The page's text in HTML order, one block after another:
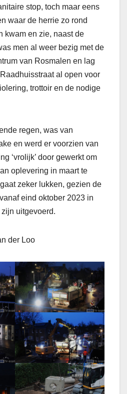
stop, toch maar eens
waar de herrie zo rond
kwam en zie, naast de
men al weer bezig met de
van Rosmalen en lag
al open voor
trottoir en de nodige
regen, was van
en werd er voorzien van
‘vrolijk’ door gewerkt om
oplevering in maart te
zeker lukken, gezien de
eind oktober 2023 in
uitgevoerd.
der Loo